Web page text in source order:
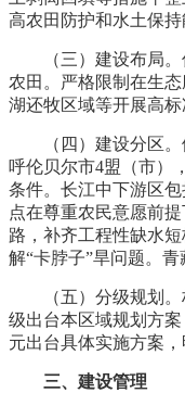
高农田防护和水土保
（三）建设布局
农田。严格限制在生
湖还牧区域等开展高
（四）建设分区
呼伦贝尔市4盟（市）
条件。长江中下游区
点在尊重农民意愿前
路，补齐工程性缺水
解“卡脖子”旱问题。
（五）分级规划
级出台本区域规划方
元出台具体实施方案
三、建设管理